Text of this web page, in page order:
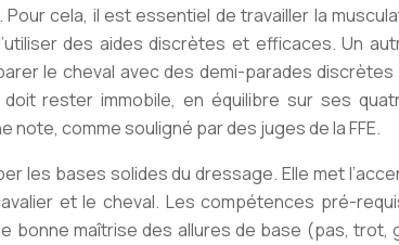
cela, il est essentiel de travailler la
des aides discrètes et efficaces. Un
le cheval avec des demi-parades discrètes
rester immobile, en équilibre sur ses
comme souligné par des juges de la FFE.
les bases solides du dressage. Elle met
et le cheval. Les compétences pré-
maîtrise des allures de base (pas, trot,